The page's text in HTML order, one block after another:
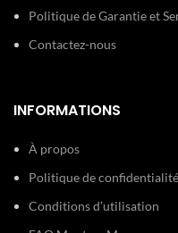
Politique de Garantie et
Contactez-nous
INFORMATIONS
À propos
Politique de confidentialité
Conditions d’utilisation